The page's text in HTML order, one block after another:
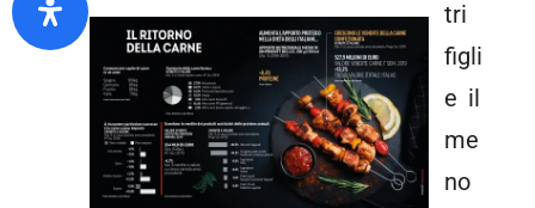
tri
figli
e il
me
no